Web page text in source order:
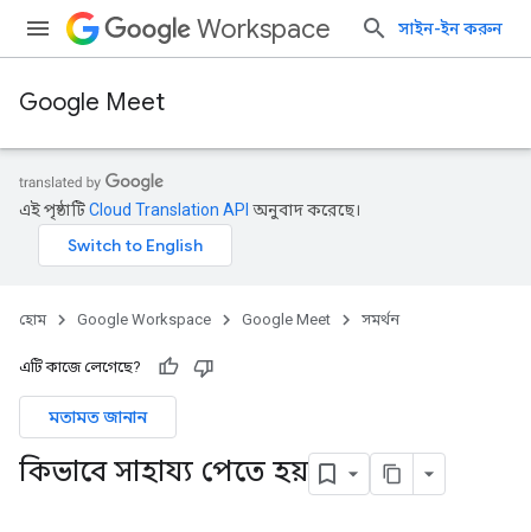
Workspace সাইন-ইন করুন
Google Meet
এই পৃষ্ঠাটিCloud Translation API অনুবাদ করেছে।
হোম Google Workspace Google Meet সমর্থন
এটি কাজে লেগেছে?
মতামত জানান
কিভাবে সাহায্য পেতে হয়